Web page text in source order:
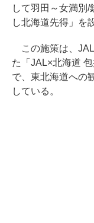
して羽田～女満別
し北海道先得」を
この施策は、
た「JAL×北海道
で、東北海道への
している。